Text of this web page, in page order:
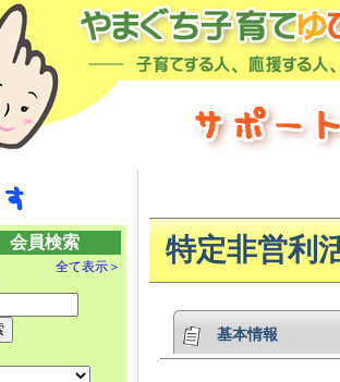
会員検索
全て表示＞ 特定非営利
基本情報